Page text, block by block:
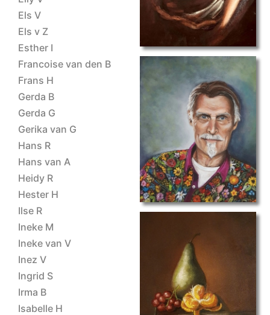
Els V
Els v Z
Esther I
Francoise van den B
Frans H
Gerda B
Gerda G
Gerika van G
Hans R
Hans van A
Heidy R
Hester H
Ilse R
Ineke M
Ineke van V
Inez V
Ingrid S
Irma B
Isabelle H
portret III
spotlight-Ineke